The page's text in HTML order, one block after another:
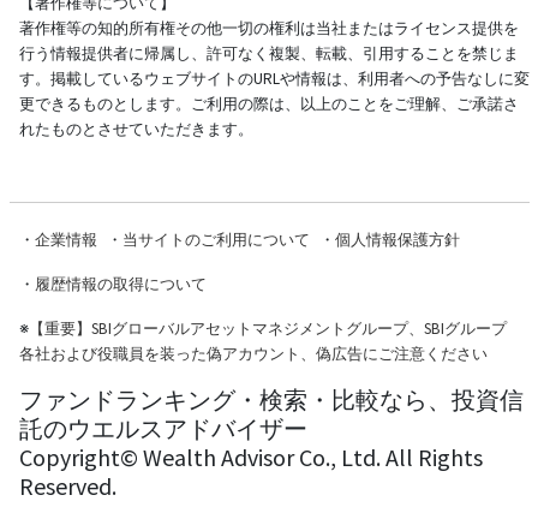
著作権等の知的所有権その他一切の権利は当社またはライセンス提供を
行う情報提供者に帰属し、許可なく複製、転載、引用することを禁じま
す。掲載しているウェブサイトのURLや情報は、利用者への予告なしに変
更できるものとします。ご利用の際は、以上のことをご理解、ご承諾さ
れたものとさせていただきます。
・ 企業情報 ・ 当サイトのご利用について ・ 個人情報保護方針
・ 履歴情報の取得について
※【重要】SBIグローバルアセットマネジメントグループ、SBIグループ
各社および役職員を装った偽アカウント、偽広告にご注意ください
ファンドランキング・検索・比較なら、投資信
託のウエルスアドバイザー
Copyright© Wealth Advisor Co., Ltd. All Rights
Reserved.